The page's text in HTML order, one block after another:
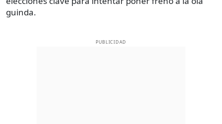
guinda.
PUBLICIDAD